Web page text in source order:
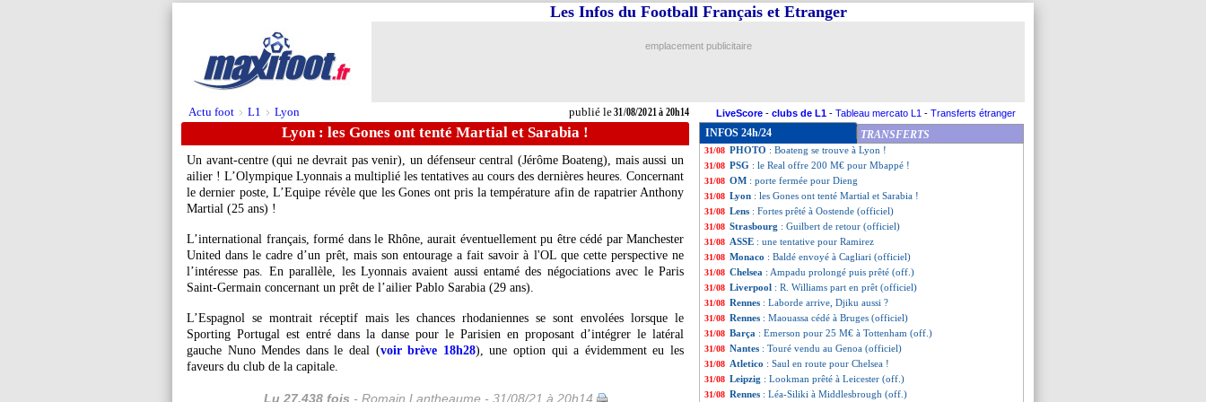
Actu foot > L1 > Lyon publié le31/08/2021 à 20h14
Les Infos du Football Français et Etranger
emplacement publicitaire
LiveScore - clubs de L1 - Tableau mercato L1 - Transferts étranger
Lyon : les Gones ont tenté Martial et Sarabia !
Un avant-centre (qui ne devrait pas venir), un défenseur central (Jérôme Boateng), mais aussi un
ailier ! L’Olympique Lyonnais a multiplié les tentatives au cours des dernières heures. Concernant
le dernier poste, L’Equipe révèle que les Gones ont pris la température afin de rapatrier Anthony
Martial (25 ans) !
L’international français, formé dans le Rhône, aurait éventuellement pu être cédé par Manchester
United dans le cadre d’un prêt, mais son entourage a fait savoir à l'OL que cette perspective ne
l’intéresse pas. En parallèle, les Lyonnais avaient aussi entamé des négociations avec le Paris
Saint-Germain concernant un prêt de l’ailier Pablo Sarabia (29 ans).
L’Espagnol se montrait réceptif mais les chances rhodaniennes se sont envolées lorsque le
Sporting Portugal est entré dans la danse pour le Parisien en proposant d’intégrer le latéral
gauche Nuno Mendes dans le deal (voir brève 18h28), une option qui a évidemment eu les
faveurs du club de la capitale.
Lu 27.438 fois - Romain Lantheaume - 31/08/21 à 20h14
INFOS 24h/24 TRANSFERTS
31/08 Bordeaux: Gregersen, c'est bouclé (officiel)
31/08 Bordeaux
31/08 Lens: Banza prêté à Famalicao (officiel)
31/08 Bordeaux : ça bouge pour Hwang
31/08 PHOTO : Boateng se trouve à Lyon !
31/08 PSG : le Real offre 200 M€ pour Mbappé !
31/08 OM : porte fermée pour Dieng
31/08 Lyon : les Gones ont tenté Martial et Sarabia !
31/08 Lens : Fortes prêté à Oostende (officiel)
31/08 Strasbourg : Guilbert de retour (officiel)
31/08 ASSE : une tentative pour Ramirez
31/08 Monaco : Baldé envoyé à Cagliari (officiel)
31/08 Chelsea : Ampadu prolongé puis prêté (off.)
31/08 Liverpool : R. Williams part en prêt (officiel)
31/08 Rennes : Laborde arrive, Djiku aussi ?
31/08 Rennes : Maouassa cédé à Bruges (officiel)
31/08 Barça : Emerson pour 25 M€ à Tottenham (off.)
31/08 Nantes : Touré vendu au Genoa (officiel)
31/08 Atletico : Saul en route pour Chelsea !
31/08 Leipzig : Lookman prêté à Leicester (off.)
31/08 Rennes : Léa-Siliki à Middlesbrough (off.)